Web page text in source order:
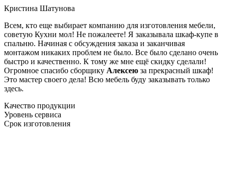
Кристина Шатунова
Всем, кто еще выбирает компанию для изготовления мебели,
советую Кухни мол! Не пожалеете! Я заказывала шкаф-купе в
спальню. Начиная с обсуждения заказа и заканчивая
монтажом никаких проблем не было. Все было сделано очень
быстро и качественно. К тому же мне ещё скидку сделали!
Огромное спасибо сборщику Алексею за прекрасный шкаф!
Это мастер своего дела! Всю мебель буду заказывать только
здесь.
Качество продукции
Уровень сервиса
Срок изготовления